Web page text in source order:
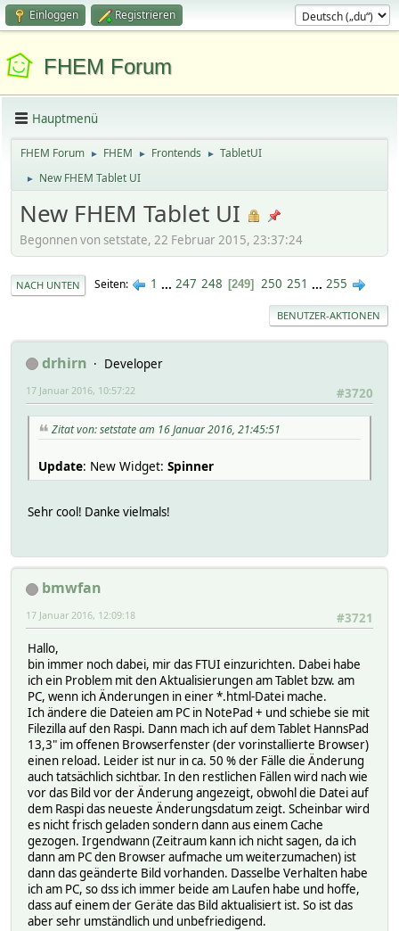
Einloggen Registrieren
FHEM Forum
Hauptmenü
FHEM Forum ► FHEM ► Frontends ► TabletUI
► New FHEM Tablet UI
New FHEM Tablet UI
Begonnen von setstate, 22 Februar 2015, 23:37:24
NACH UNTEN Seiten 1 ... 247 248 249 250 251 ... 255
BENUTZER-AKTIONEN
drhirn
Developer
#3720
17 Januar 2016, 10:57:22
Zitat von: setstate am 16 Januar 2016, 21:45:51
Update: New Widget: Spinner
Sehr cool! Danke vielmals!
bmwfan
#3721
17 Januar 2016, 12:09:18
Hallo,
bin immer noch dabei, mir das FTUI einzurichten. Dabei habe
ich ein Problem mit den Aktualisierungen am Tablet bzw. am
PC, wenn ich Änderungen in einer *.html-Datei mache.
Ich ändere die Dateien am PC in NotePad + und schiebe sie mit
Filezilla auf den Raspi. Dann mach ich auf dem Tablet HannsPad
13,3" im offenen Browserfenster (der vorinstallierte Browser)
einen reload. Leider ist nur in ca. 50 % der Fälle die Änderung
auch tatsächlich sichtbar. In den restlichen Fällen wird nach wie
vor das Bild vor der Änderung angezeigt, obwohl die Datei auf
dem Raspi das neueste Änderungsdatum zeigt. Scheinbar wird
es nicht frisch geladen sondern dann aus einem Cache
gezogen. Irgendwann (Zeitraum kann ich nicht sagen, da ich
dann am PC den Browser aufmache um weiterzumachen) ist
dann das geänderte Bild vorhanden. Dasselbe Verhalten habe
ich am PC, so dss ich immer beide am Laufen habe und hoffe,
dass auf einem der Geräte das Bild aktualisiert ist. So ist das
aber sehr umständlich und unbefriedigend.